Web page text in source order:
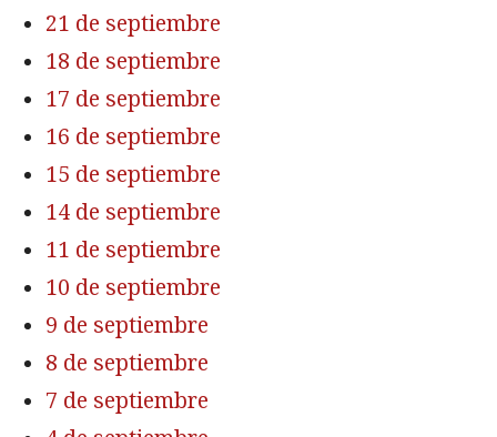
21 de septiembre
18 de septiembre
17 de septiembre
16 de septiembre
15 de septiembre
14 de septiembre
11 de septiembre
10 de septiembre
9 de septiembre
8 de septiembre
7 de septiembre